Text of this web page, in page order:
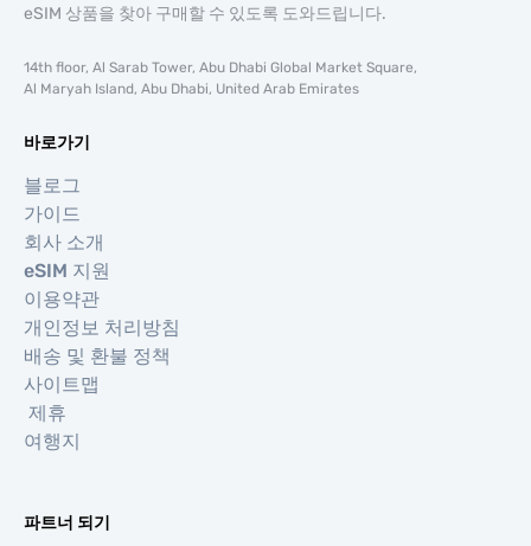
eSIM 상품을 찾아 구매할 수 있도록 도와드립니다.
14th floor, Al Sarab Tower, Abu Dhabi Global Market Square,
Al Maryah Island, Abu Dhabi, United Arab Emirates
바로가기
블로그
가이드
회사 소개
eSIM 지원
이용약관
개인정보 처리방침
배송 및 환불 정책
사이트맵
제휴
여행지
파트너 되기